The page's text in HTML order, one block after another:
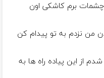
چشمات برم کاشکی اون
من نزدم به تو پیدام کن
از این پیاده راه ها به